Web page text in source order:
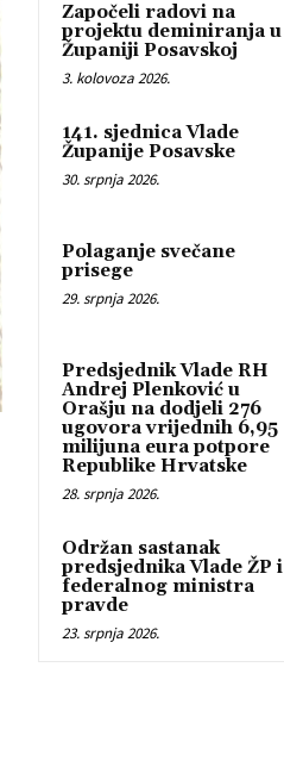
Započeli radovi na
projektu deminiranja u
Županiji Posavskoj
3. kolovoza 2026.
141. sjednica Vlade
Županije Posavske
30. srpnja 2026.
Polaganje svečane
prisege
29. srpnja 2026.
Predsjednik Vlade RH
Andrej Plenković u
Orašju na dodjeli 276
ugovora vrijednih 6,95
milijuna eura potpore
Republike Hrvatske
28. srpnja 2026.
Održan sastanak
predsjednika Vlade ŽP i
federalnog ministra
pravde
23. srpnja 2026.